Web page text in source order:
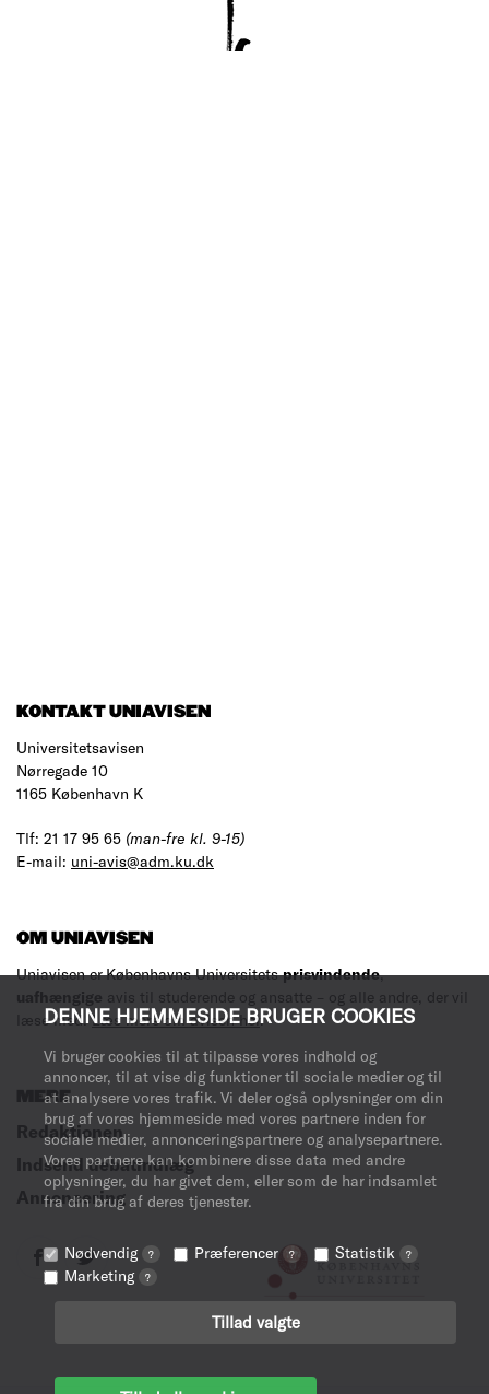
DENNE HJEMMESIDE BRUGER COOKIES
Vi bruger cookies til at tilpasse vores indhold og
annoncer, til at vise dig funktioner til sociale medier og til
at analysere vores trafik. Vi deler også oplysninger om din
brug af vores hjemmeside med vores partnere inden for
sociale medier, annonceringspartnere og analysepartnere.
Vores partnere kan kombinere disse data med andre
oplysninger, du har givet dem, eller som de har indsamlet
fra din brug af deres tjenester.
Nødvendig ? Præferencer ? Statistik ?
Marketing ?
Tillad valgte
KONTAKT UNIAVISEN
Universitetsavisen
Nørregade 10
1165 København K
Tlf: 21 17 95 65 (man-fre kl. 9-15)
E-mail: uni-avis@adm.ku.dk
OM UNIAVISEN
Uniavisen er Københavns Universitetsprisvindende,
uafhængige avis til studerende og ansatte – og alle andre, der vil
læse med.Læs mere om avisen her.
MERE
Redaktionen
Indsend debatindlæg
Annoncering